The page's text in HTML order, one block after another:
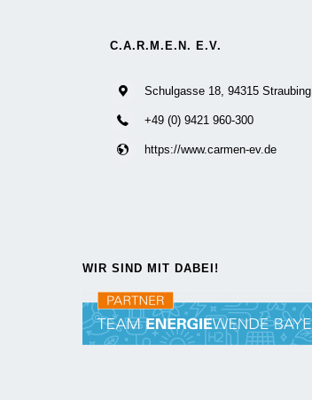
C.A.R.M.E.N. E.V.
Schulgasse 18, 94315 Straubing
+49 (0) 9421 960-300
https://www.carmen-ev.de
WIR SIND MIT DABEI!